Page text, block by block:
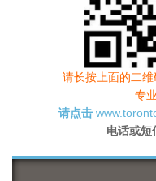
请长按上面的二
专
请点击
电话或短